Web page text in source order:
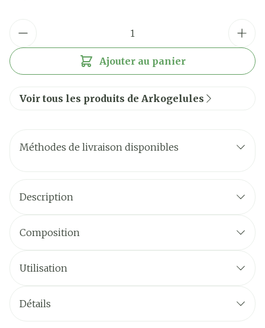
Ajouter au panier
Voir tous les produits de Arkogelules
Méthodes de livraison disponibles
Description
Composition
Utilisation
Détails